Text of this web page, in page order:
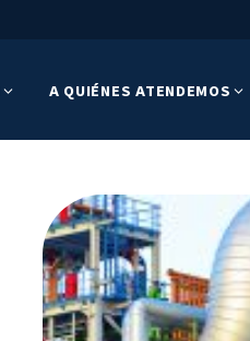
A QUIÉNES ATENDEMOS